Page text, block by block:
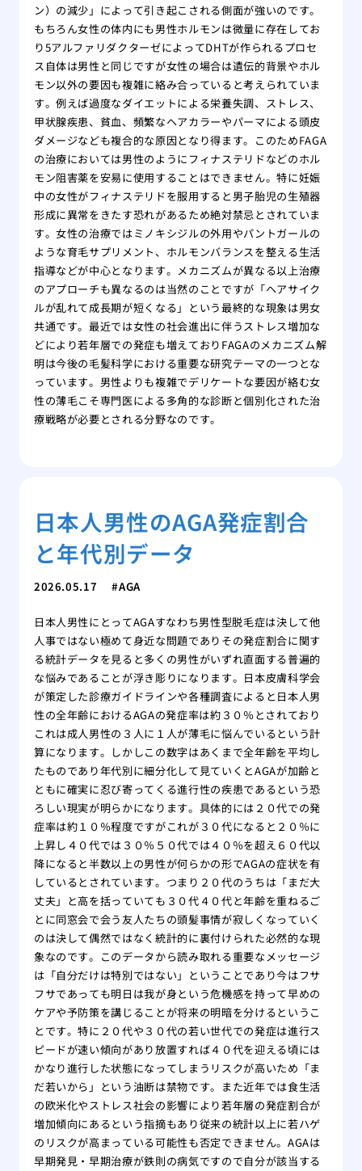
ン）の減少」によって引き起こされる側面が強いのです。
もちろん女性の体内にも男性ホルモンは微量に存在してお
り5アルファリダクターゼによってDHTが作られるプロセ
ス自体は男性と同じですが女性の場合は遺伝的背景やホル
モン以外の要因も複雑に絡み合っていると考えられていま
す。例えば過度なダイエットによる栄養失調、ストレス、
甲状腺疾患、貧血、頻繁なヘアカラーやパーマによる頭皮
ダメージなども複合的な原因となり得ます。このためFAGA
の治療においては男性のようにフィナステリドなどのホル
モン阻害薬を安易に使用することはできません。特に妊娠
中の女性がフィナステリドを服用すると男子胎児の生殖器
形成に異常をきたす恐れがあるため絶対禁忌とされていま
す。女性の治療ではミノキシジルの外用やパントガールの
ような育毛サプリメント、ホルモンバランスを整える生活
指導などが中心となります。メカニズムが異なる以上治療
のアプローチも異なるのは当然のことですが「ヘアサイク
ルが乱れて成長期が短くなる」という最終的な現象は男女
共通です。最近では女性の社会進出に伴うストレス増加な
どにより若年層での発症も増えておりFAGAのメカニズム解
明は今後の毛髪科学における重要な研究テーマの一つとな
っています。男性よりも複雑でデリケートな要因が絡む女
性の薄毛こそ専門医による多角的な診断と個別化された治
療戦略が必要とされる分野なのです。
日本人男性のAGA発症割合
と年代別データ
2026.05.17 AGA
日本人男性にとってAGAすなわち男性型脱毛症は決して他
人事ではない極めて身近な問題でありその発症割合に関す
る統計データを見ると多くの男性がいずれ直面する普遍的
な悩みであることが浮き彫りになります。日本皮膚科学会
が策定した診療ガイドラインや各種調査によると日本人男
性の全年齢におけるAGAの発症率は約３０％とされており
これは成人男性の３人に１人が薄毛に悩んでいるという計
算になります。しかしこの数字はあくまで全年齢を平均し
たものであり年代別に細分化して見ていくとAGAが加齢と
ともに確実に忍び寄ってくる進行性の疾患であるという恐
ろしい現実が明らかになります。具体的には２０代での発
症率は約１０％程度ですがこれが３０代になると２０％に
上昇し４０代では３０％５０代では４０％を超え６０代以
降になると半数以上の男性が何らかの形でAGAの症状を有
しているとされています。つまり２０代のうちは「まだ大
丈夫」と高を括っていても３０代４０代と年齢を重ねるご
とに同窓会で会う友人たちの頭髪事情が寂しくなっていく
のは決して偶然ではなく統計的に裏付けられた必然的な現
象なのです。このデータから読み取れる重要なメッセージ
は「自分だけは特別ではない」ということであり今はフサ
フサであっても明日は我が身という危機感を持って早めの
ケアや予防策を講じることが将来の明暗を分けるというこ
とです。特に２０代や３０代の若い世代での発症は進行ス
ピードが速い傾向があり放置すれば４０代を迎える頃には
かなり進行した状態になってしまうリスクが高いため「ま
だ若いから」という油断は禁物です。また近年では食生活
の欧米化やストレス社会の影響により若年層の発症割合が
増加傾向にあるという指摘もあり従来の統計以上に若ハゲ
のリスクが高まっている可能性も否定できません。AGAは
早期発見・早期治療が鉄則の病気ですので自分が該当する